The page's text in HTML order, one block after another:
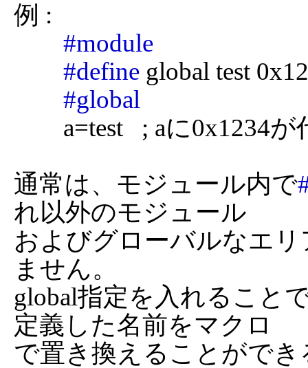
例 :
#module
#define global test
#global
通常は、モジュール内で
れ以外のモジュール
およびグローバルなエ
ません。
global指定を入れること
定義した名前をマクロ
で置き換えることがで